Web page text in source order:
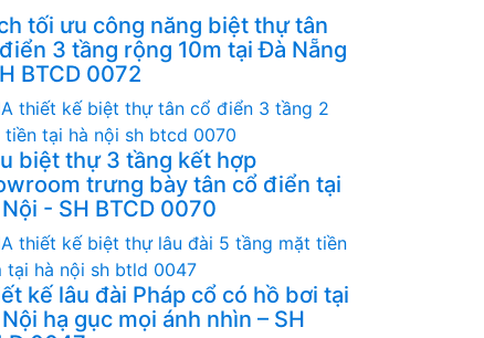
tối ưu công năng biệt thự tân
3 tầng rộng 10m tại Đà Nẵng
BTCD 0072
biệt thự 3 tầng kết hợp
trưng bày tân cổ điển tại
- SH BTCD 0070
kế lâu đài Pháp cổ có hồ bơi tại
hạ gục mọi ánh nhìn – SH